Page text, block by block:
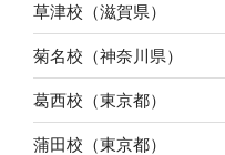
草津校（滋賀県）
菊名校（神奈川県）
葛西校（東京都）
蒲田校（東京都）